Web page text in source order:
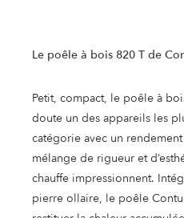
Le poêle à bois 820 T de
Petit, compact, le poêle à
doute un des appareils les
catégorie avec un
mélange de rigueur et
chauffe impressionnent.
pierre ollaire, le poêle